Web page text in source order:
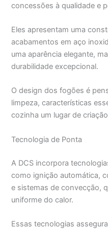
concessões à qualidade e
Eles apresentam uma
acabamentos em aço
uma aparência elegante,
durabilidade excepcional.
O design dos fogões é
limpeza, características
cozinha um lugar de
Tecnologia de Ponta
A DCS incorpora
como ignição automática,
e sistemas de convecção,
uniforme do calor.
Essas tecnologias